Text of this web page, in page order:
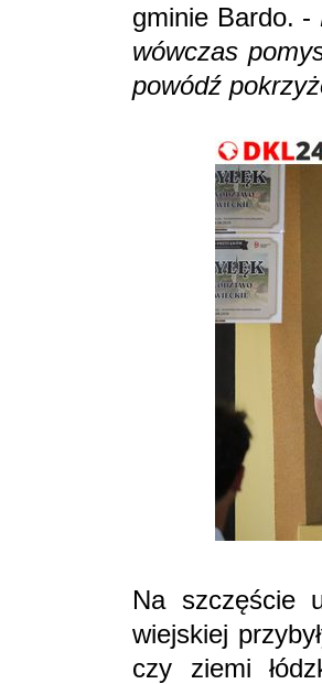
gminie Bardo. -
wówczas
powódź
Na szczęście
wiejskiej
czy ziemi